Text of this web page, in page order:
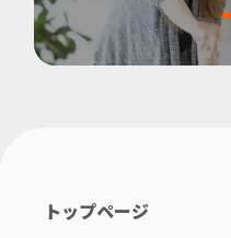
トップページ